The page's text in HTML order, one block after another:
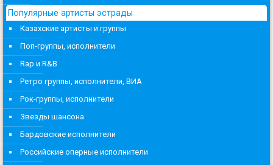
Популярные артисты эстрады
Казахские артисты и группы
Поп-группы, исполнители
Rap и R&B
Ретро группы, исполнители, ВИА
Рок-группы, исполнители
Звезды шансона
Бардовские исполнители
Российские оперные исполнители